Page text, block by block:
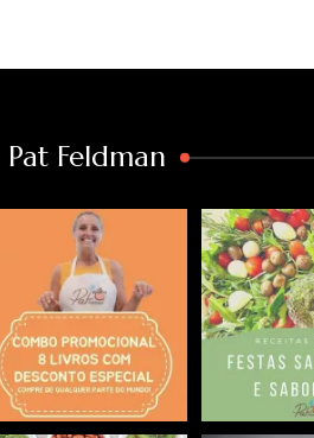
Feldman